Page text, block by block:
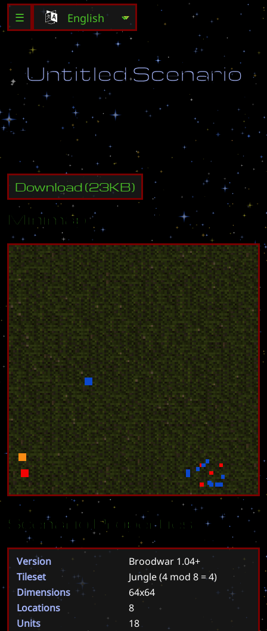
☰
UntitledScenario
D e y a n
Download(23KB)
Minimap
Scenario Properties
Version
Broodwar 1.04+
Tileset
Jungle(4 mod 8 = 4)
Dimensions
64x64
Locations
8
Units
18